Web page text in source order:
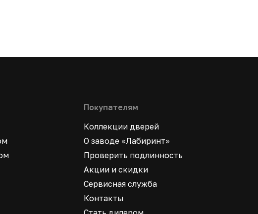
Покупателям
Коллекции дверей
О заводе «Лабиринт»
Проверить подлинность
Акции и скидки
Сервисная служба
Контакты